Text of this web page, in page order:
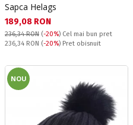
Sapca Helags
Текуща цена:
189,08 RON
236,34 RON (-20%) Cel mai bun pret
Pret obisnuit:
236,34 RON (-20%) Pret obisnuit
NOU